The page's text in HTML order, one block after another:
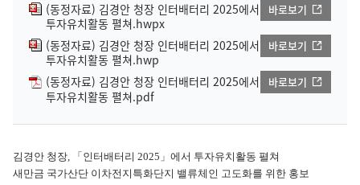
(동정자료) 김경안 청장 인터배터리 2025에서
투자유치활동 펼쳐.hwpx
바로보기
(동정자료) 김경안 청장 인터배터리 2025에서
투자유치활동 펼쳐.hwp
바로보기
(동정자료) 김경안 청장 인터배터리 2025에서
투자유치활동 펼쳐.pdf
바로보기
김경안 청장, 「인터배터리 2025」에서 투자유치활동 펼쳐
새만금 국가산단 이차전지특화단지 밸류체인 고도화를 위한 홍보